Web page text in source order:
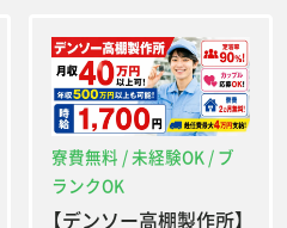
寮費無料 / 未経験OK / ブ
ランクOK
【デンソー高棚製作所】